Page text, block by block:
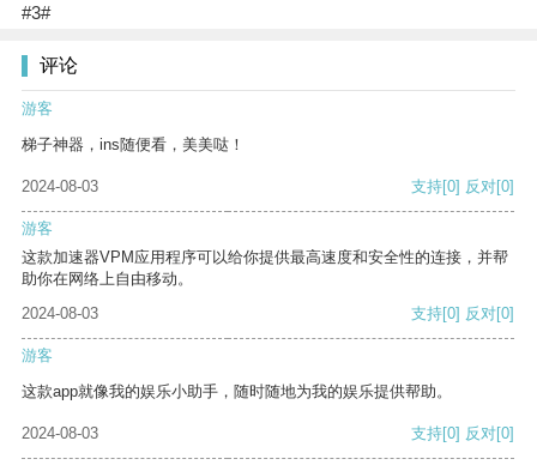
#3#
评论
游客
梯子神器，ins随便看，美美哒！
2024-08-03 支持[0] 反对[0]
游客
这款加速器VPM应用程序可以给你提供最高速度和安全性的连接，并帮
助你在网络上自由移动。
2024-08-03
支持[0] 反对[0]
游客
这款app就像我的娱乐小助手，随时随地为我的娱乐提供帮助。
2024-08-03 支持[0] 反对[0]